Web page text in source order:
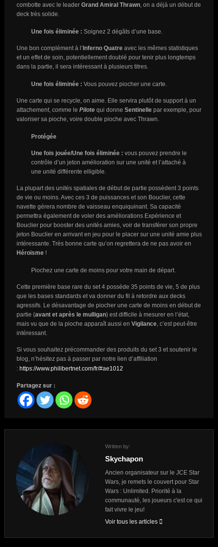
combotte avec le leader Grand Amiral Thrawn, on a déjà un début de
deck très solide.
Une fois éliminée : Soignez 2 dégâts d’une base.
Une bon complément à l’ Inferno Quatreavec les mêmes statistiques
et un effet de soin, potentiellement doublé pour tenir plus longtemps
dans la partie, il sera intéressant à plusieurs titres.
Une fois éliminée : Vous pouvez piocher une carte.
Une carte qui se recycle, on aime. Elle servira plutôt de support à un
attachement, comme le Pilote qui donne Sentinelle par exemple, pour
valoriser sa pioche, voire double pioche avec Thrawn.
Protégée
Une fois jouée/Une fois éliminée : vous pouvez prendre le
contrôle d’un jeton amélioration sur une unité et l’attaché à
une unité différente elligible.
La plupart des unités spatiales de début de partie possèdent 3 points
de vie ou moins. Avec ces 3 de puissances et son Bouclier, cette
navette gérera nombre de vaisseau enquiquinant. Sa capacité
permettra également de voler des améliorations Expérience et
Bouclier pour booster des unités amies, voir de transférer son propre
jeton Bouclier en arrivant en jeu pour le placer sur une unité amie plus
intéressante. Très bonne carte qu’on regrettera de ne pas avoir en
Héroïsme !
Piochez une carte de moins pour votre main de départ.
Cette première base rare du set 4 possède 35 points de vie, 5 de plus
que les bases standards et va donner du fil à retordre aux decks
agressifs. Le désavantage de piocher une carte de moins en début de
partie (avant et après le mulligan) est difficile à mesurer en l’état,
mais vu que de la pioche apparaît aussi en Vigilance, c’est peut-être
intéressant.
Si vous souhaitez précommander des produits du set 3 et soutenir le
blog, n’hésitez pas à passer par notre lien d’affiliation
: https://www.philibertnet.com/fr/#ae1012
Partagez sur :
Written by:
Skychapon
Ancien organisateur sur le JCE Star
Wars, je remets le couvert pour Star
Wars : Unlimited. Priorité à la
communauté, les joueurs c'est ce qui
fait vivre le jeu!
Voir tous les articles